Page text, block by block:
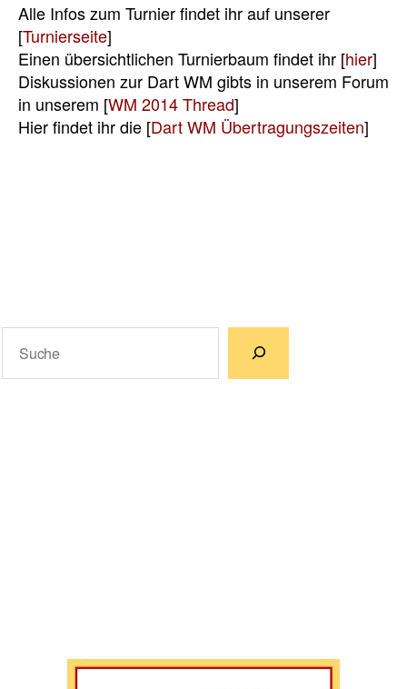
Alle Infos zum Turnier findet ihr auf unserer
[Turnierseite]
Einen übersichtlichen Turnierbaum findet ihr [hier]
Diskussionen zur Dart WM gibts in unserem Forum
in unserem [WM 2014 Thread]
Hier findet ihr die [Dart WM Übertragungszeiten]